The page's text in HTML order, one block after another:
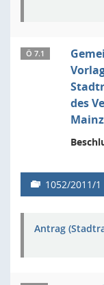
Ö 7.1
des
1052/2011/1
Antrag